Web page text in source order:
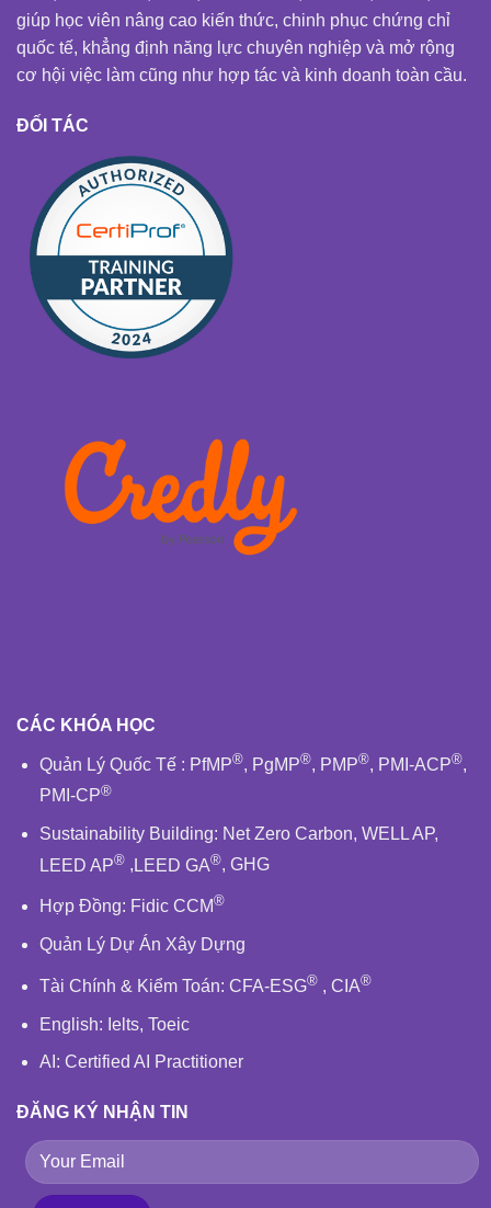
giúp học viên nâng cao kiến thức, chinh phục chứng chỉ
quốc tế, khẳng định năng lực chuyên nghiệp và mở rộng
cơ hội việc làm cũng như hợp tác và kinh doanh toàn cầu.
ĐỐI TÁC
CÁC KHÓA HỌC
Quản Lý Quốc Tế: PfMP®, PgMP®, PMP®, PMI-ACP®,
PMI-CP®
Sustainability Building: Net Zero Carbon, WELL AP,
LEED AP®, LEED GA®, GHG
Hợp Đồng: Fidic CCM®
Quản Lý Dự Án Xây Dựng
Tài Chính & Kiểm Toán: CFA-ESG®, CIA®
English: Ielts, Toeic
AI: Certified AI Practitioner
ĐĂNG KÝ NHẬN TIN